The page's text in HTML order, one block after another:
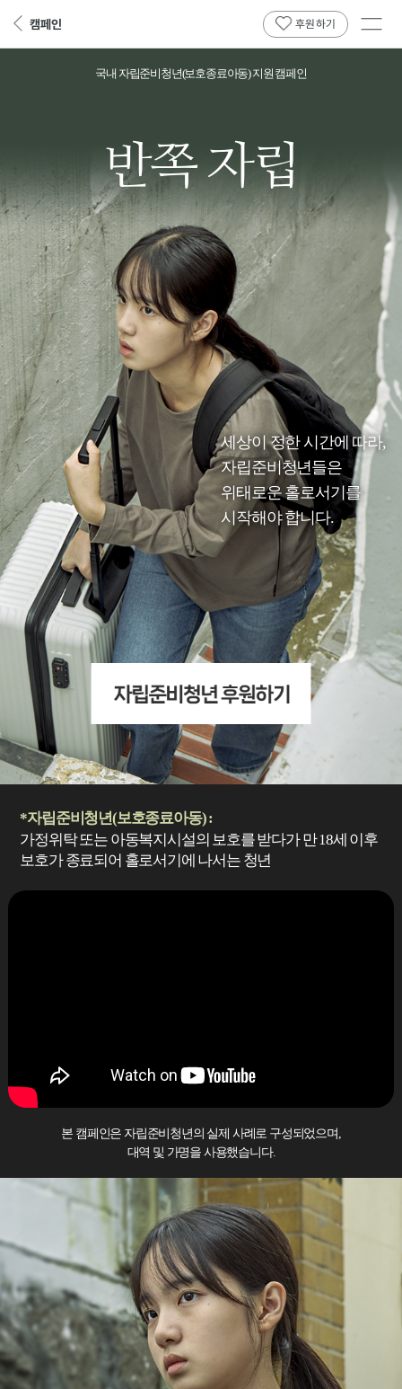
뒤 캠페인 후원하기
전체
메뉴
보기
국내 자립준비청년(보호종료아동) 지원 캠페인
반쪽자립
세상이 정한 시간에 따라,
자립준비청년들은
위태로운 홀로서기를
시작해야 합니다.
*자립준비청년(보호종료아동) :
가정위탁 또는 아동복지시설의 보호를 받다가 만 18세 이후
보호가 종료되어 홀로서기에 나서는 청년
본 캠페인은 자립준비청년의 실제 사례로 구성되었으며,
대역 및 가명을 사용했습니다.